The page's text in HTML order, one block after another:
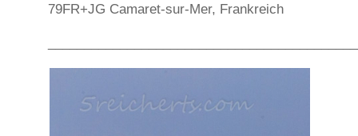
79FR+JG Camaret-sur-Mer, Frankreich